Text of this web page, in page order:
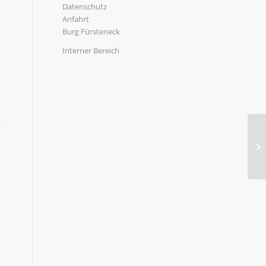
Datenschutz
Anfahrt
Burg Fürsteneck
Interner Bereich